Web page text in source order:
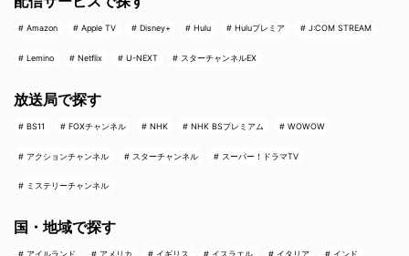
Amazon Apple TV Disney+ Hulu Huluプレミア J:COM STREAM
Lemino Netflix U-NEXT スターチャンネルEX
放送局で探す
BS11 FOXチャンネル NHK NHK BSプレミアム WOWOW
アクションチャンネル スターチャンネル スーパー！ドラマTV
ミステリーチャンネル
国・地域で探す
アイルランド アメリカ イギリス イスラエル イタリア インド